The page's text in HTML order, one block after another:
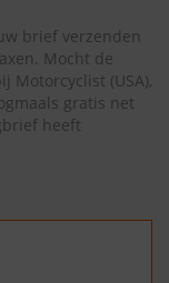
brief verzenden
Mocht de
Motorcyclist (USA),
gratis net
heeft